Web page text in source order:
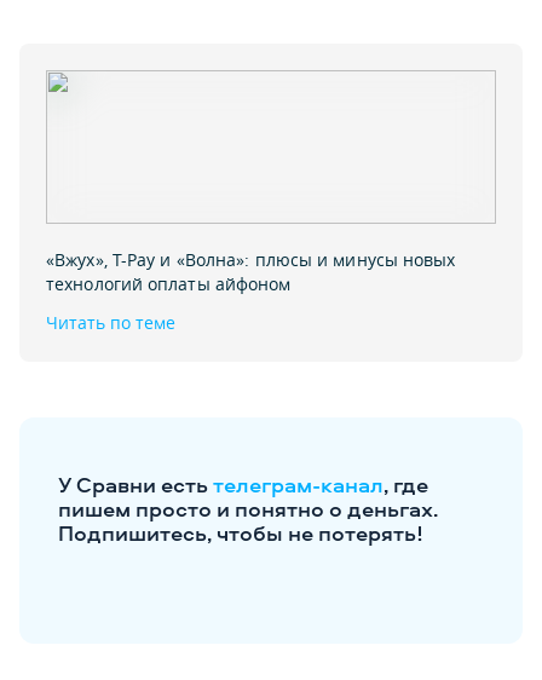
«Вжух»‚ T-Pay и «Волна»: плюсы и минусы новых
технологий оплаты айфоном
Читать по теме
У Сравни естьтелеграм-канал, где
пишем просто и понятно о деньгах.
Подпишитесь, чтобы не потерять!